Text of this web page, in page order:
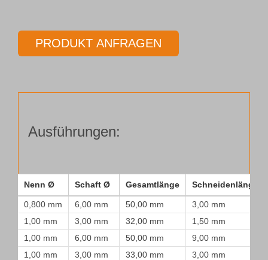
60,00
mm
PRODUKT ANFRAGEN
Ausführungen:
Nenn Ø Schaft Ø Gesamtlänge Schneidenlänge
0,800 mm 6,00 mm 50,00 mm
3,00 mm
1,00 mm
3,00 mm 32,00 mm
1,50 mm
1,00 mm
6,00 mm 50,00 mm
9,00 mm
1,00 mm
3,00 mm 33,00 mm
3,00 mm